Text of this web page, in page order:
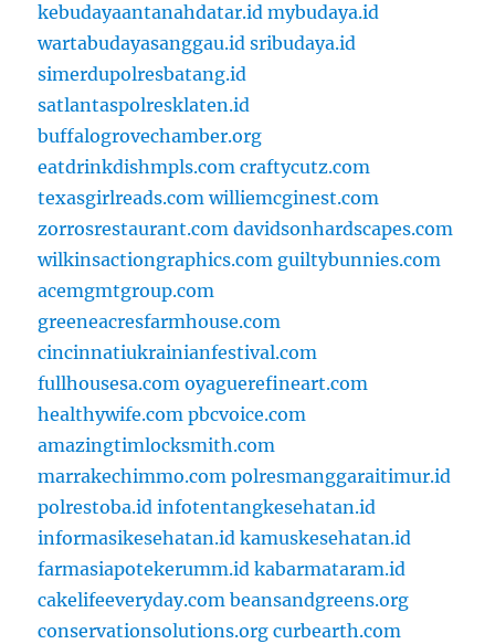
kebudayaantanahdatar.id mybudaya.id
wartabudayasanggau.id sribudaya.id
simerdupolresbatang.id
satlantaspolresklaten.id
buffalogrovechamber.org
eatdrinkdishmpls.com craftycutz.com
texasgirlreads.com williemcginest.com
zorrosrestaurant.com davidsonhardscapes.com
wilkinsactiongraphics.com guiltybunnies.com
acemgmtgroup.com
greeneacresfarmhouse.com
cincinnatiukrainianfestival.com
fullhousesa.com oyaguerefineart.com
healthywife.com pbcvoice.com
amazingtimlocksmith.com
marrakechimmo.com polresmanggaraitimur.id
polrestoba.id infotentangkesehatan.id
informasikesehatan.id kamuskesehatan.id
farmasiapotekerumm.id kabarmataram.id
cakelifeeveryday.com beansandgreens.org
conservationsolutions.org curbearth.com